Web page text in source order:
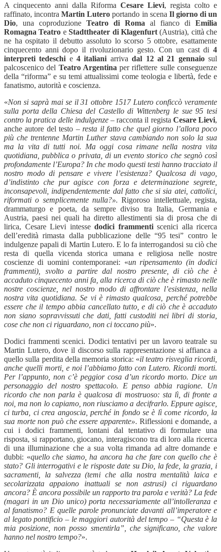
A cinquecento anni dalla Riforma Cesare Lievi, regista colto e
raffinato, incontraMartin Luteroportando in scena Il giorno di un
Dio, una coproduzione Teatro di Roma al fianco di Emilia
Romagna Teatro eStadttheater di Klagenfurt(Austria), città che
ne ha ospitato il debutto assoluto lo scorso 5 ottobre, esattamente
cinquecento anni dopo il rivoluzionario gesto. Con un cast di 4
interpreti tedeschi e4 italiani arrivadal 12 al 21 gennaiosul
palcoscenico del Teatro Argentina per riflettere sulle conseguenze
della “riforma” e su temi attualissimi come teologia e libertà, fede e
fanatismo, autorità e coscienza.
«Non si saprà mai se il 31 ottobre 1517 Lutero conficcò veramente
sulla porta della Chiesa del Castello di Wittenberg le sue 95 tesi
contro la pratica delle indulgenze– racconta il regista Cesare Lievi,
anche autore del testo – resta il fatto che quel giorno l’allora poco
più che trentenne Martin Luther stava cambiando non solo la sua
ma la vita di tutti noi. Ma oggi cosa rimane nella nostra vita
quotidiana, pubblica o privata, di un evento storico che segnò così
profondamente l’Europa? In che modo questi testi hanno tracciato il
nostro modo di pensare e vivere l’esistenza? Qualcosa di vago,
d’indistinto che pur agisce con forza e determinazione segrete,
inconsapevoli, indipendentemente dal fatto che si sia atei, cattolici,
riformati o semplicemente nulla?». Rigoroso intellettuale, regista,
drammaturgo e poeta, da sempre diviso tra Italia, Germania e
Austria, paesi nei quali ha diretto allestimenti sia di prosa che di
lirica, Cesare Lievi intesse dodici frammenti scenici alla ricerca
dell’eredità rimasta dalla pubblicazione delle “95 tesi” contro le
indulgenze papali di Martin Lutero. E lo fa interrogandosi su ciò che
resta di quella vicenda storica umana e religiosa nelle nostre
coscienze di uomini contemporanei: «un ripensamento (in dodici
frammenti), svolto a partire dal nostro presente, di ciò che è
accaduto cinquecento anni fa, alla ricerca di ciò che è rimasto nelle
nostre coscienze, nel nostro modo di affrontare l’esistenza, nella
nostra vita quotidiana. Se vi è rimasto qualcosa, perché potrebbe
essere che il tempo abbia cancellato tutto, e di ciò che è accaduto
non siano sopravvissuti che dati, fatti custoditi nei libri di storia,
cose che non ci riguardano, non ci toccano più».
Dodici frammenti scenici. Dodici tentativi per un lavoro teatrale su
Martin Lutero, dove il discorso sulla rappresentazione si affianca a
quello sulla perdita della memoria storica: «il teatro risveglia ricordi,
anche quelli morti, e noi l’abbiamo fatto con Lutero. Ricordi morti.
Per l’appunto, non c’è peggior cosa d’un ricordo morto. Dice un
personaggio del nostro spettacolo. E penso abbia ragione. Un
ricordo che non parla è qualcosa di mostruoso: sta lì, di fronte a
noi, ma non lo capiamo, non riusciamo a decifrarlo. Eppure agisce,
ci turba, ci crea angoscia, perché in fondo se è lì come ricordo, la
sua morte non può che essere apparente». Riflessioni e domande, a
cui i dodici frammenti, lontani dal tentativo di formulare una
risposta, si rapportano, giocano, interagiscono tra di loro alla ricerca
di una illuminazione che a sua volta rimanda ad altre domande e
dubbi: «quello che siamo, ha ancora ha che fare con quello che è
stato? Gli interrogativi e le risposte date su Dio, la fede, la grazia, i
sacramenti, la salvezza (temi che alla nostra mentalità laica e
secolarizzata appaiono inattuali se non astrusi) ci riguardano
ancora? È ancora possibile un rapporto tra parola e verità? La fede
(magari in un Dio unico) porta necessariamente all’intolleranza e
al fanatismo? E quelle parole pronunciate davanti all’imperatore e
al legato pontificio – le maggiori autorità del tempo – “Questa è la
mia posizione, non posso smentirla”, che significano, che valore
hanno nel nostro tempo?».